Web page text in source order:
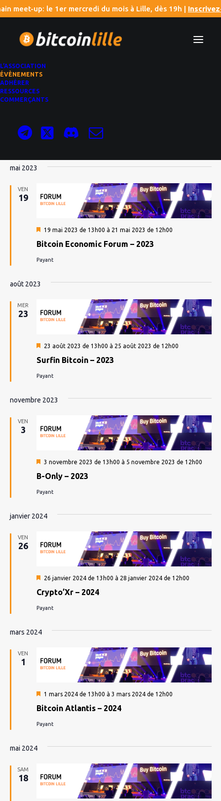
meet-up: le 1er mercredi du mois à Lille, dès 19h |
L’ASSOCIATION
ÉVÈNEMENTS
ADHÉRER
RESSOURCES
COMMERÇANTS
Forum
Évènements
par
19/05/2023
une
mai 2023
VEN
19
Bitcoin Economic Forum – 2023
Mis
avant
19 mai 2023 de 13h00 à 21 mai 2023 de 12h00
Payant
août 2023
MER
23
Surfin Bitcoin – 2023
Mis
avant
23 août 2023 de 13h00 à 25 août 2023 de 12h00
Payant
novembre 2023
VEN
3
B-Only – 2023
Mis
avant
3 novembre 2023 de 13h00 à 5 novembre 2023 de 12h00
Payant
janvier 2024
VEN
26
Crypto’Xr – 2024
Mis
avant
26 janvier 2024 de 13h00 à 28 janvier 2024 de 12h00
Payant
mars 2024
VEN
1
Bitcoin Atlantis – 2024
Mis
avant
1 mars 2024 de 13h00 à 3 mars 2024 de 12h00
Payant
mai 2024
SAM
18